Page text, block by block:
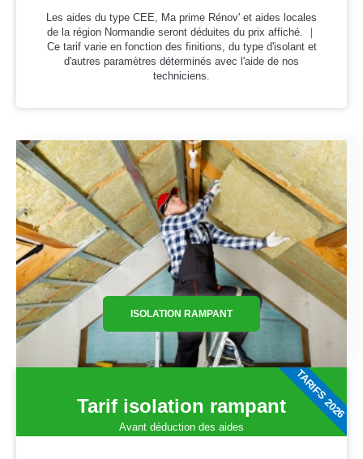
Les aides du type CEE, Ma prime Rénov' et aides locales
de la région Normandie seront déduites du prix affiché. ｜
Ce tarif varie en fonction des finitions, du type d'isolant et
d'autres paramètres déterminés avec l'aide de nos
techniciens.
ISOLATION RAMPANT
Tarif isolation rampant
Avant déduction des aides
TARIFS 2026